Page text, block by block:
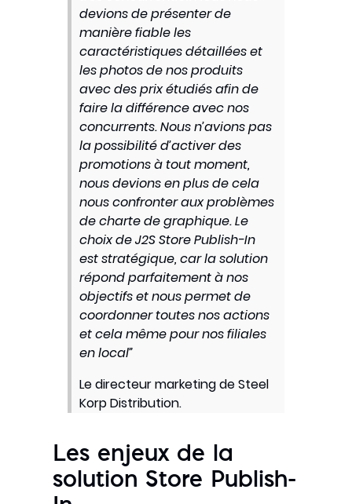
devions de présenter de
manière fiable les
caractéristiques détaillées et
les photos de nos produits
avec des prix étudiés afin de
faire la différence avec nos
concurrents. Nous n’avions pas
la possibilité d’activer des
promotions à tout moment,
nous devions en plus de cela
nous confronter aux problèmes
de charte de graphique. Le
choix de J2S Store Publish-In
est stratégique, car la solution
répond parfaitement à nos
objectifs et nous permet de
coordonner toutes nos actions
et cela même pour nos filiales
en local”
Le directeur marketing de Steel
Korp Distribution.
Les enjeux de la
solution Store Publish-